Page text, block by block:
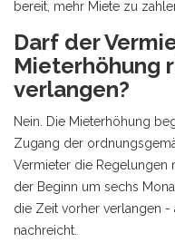
bereit, mehr Miete zu
Darf der
Mieterhöhung
verlangen?
Nein. Die Mieterhöhung
Zugang der
Vermieter die Regelungen
der Beginn um sechs
die Zeit vorher verlangen -
nachreicht.